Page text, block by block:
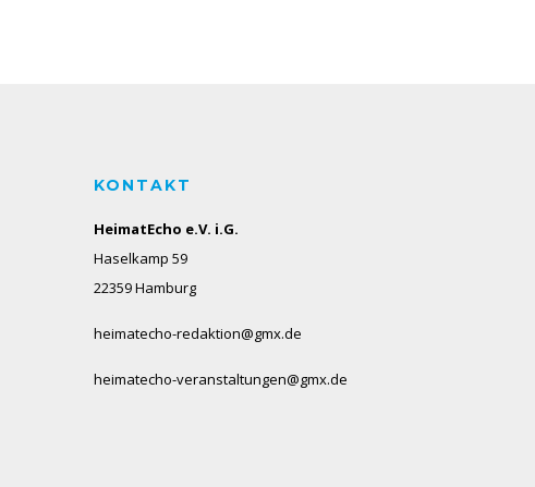
KONTAKT
HeimatEcho e.V. i.G.
Haselkamp 59
22359 Hamburg
heimatecho-redaktion@gmx.de
heimatecho-veranstaltungen@gmx.de